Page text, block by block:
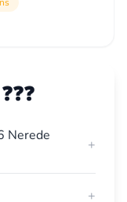
Nerede
+
+